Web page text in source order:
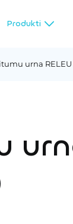
Produkti
urna RELEU